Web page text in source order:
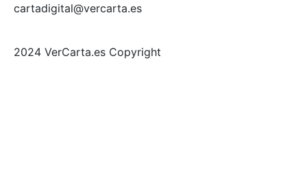
cartadigital@vercarta.es
2024 VerCarta.es Copyright